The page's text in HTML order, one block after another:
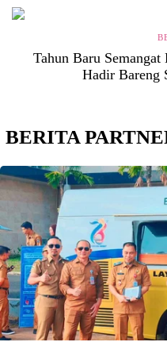
Tahun Baru
Hadir Bareng